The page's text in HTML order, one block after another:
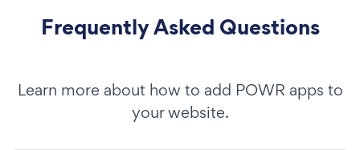
Frequently Asked Questions
Learn more about how to add POWR apps to
your website.